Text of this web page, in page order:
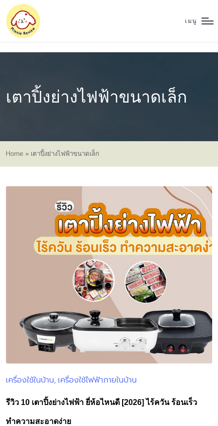
เมนู
เตาปิ้งย่างไฟฟ้าขนาดเล็ก
Home » เตาปิ้งย่างไฟฟ้าขนาดเล็ก
Posted
เครื่องใช้ในบ้าน เครื่องใช้ไฟฟ้าภายในบ้าน
รีวิว 10 เตาปิ้งย่างไฟฟ้า ยี่ห้อไหนดี [2026] ไร้ควัน ร้อนเร็ว
ทำความสะอาดง่าย